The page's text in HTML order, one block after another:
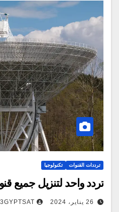
ترددات القنوات تكنولوجيا
تردد واحد لتنزيل جميع
26 يناير، 2024 3GYPTSAT